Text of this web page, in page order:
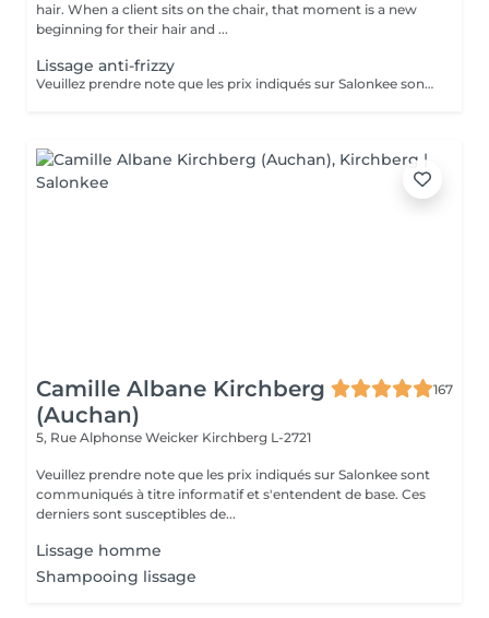
hair. When a client sits on the chair, that moment is a new
beginning for their hair and ...
Lissage anti-frizzy
Veuillez prendre note que les prix indiqués sur Salonkee sont communiqués à titre informatif et s'entendent de base. Ces derniers sont susceptibles de varier selon le diagnostic réalisé à votre arrivée au salon et l'expertise du professionnel à qui vous confiez votre beauté. Dans tous les cas, un devis précis vous sera proposé et toutes réalisations de prestations seront effectuées avec votre accord. Un grand merci d'avance pour votre compréhension. Au plaisir de vous recevoir très vite.
Camille Albane Kirchberg
(Auchan)
167
5, Rue Alphonse Weicker Kirchberg L-2721
Veuillez prendre note que les prix indiqués sur Salonkee sont
communiqués à titre informatif et s'entendent de base. Ces
derniers sont susceptibles de...
Lissage homme
Shampooing lissage